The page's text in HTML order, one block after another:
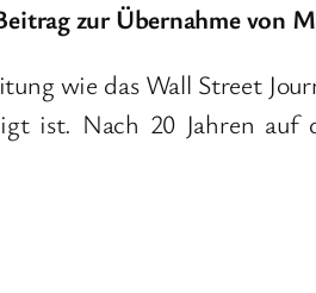
zur Übernahme von
wie das Wall Street
ist. Nach 20 Jahren